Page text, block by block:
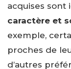
acquises sont
caractère et
exemple,
proches de
d’autres